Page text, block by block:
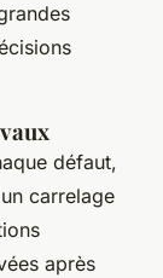
défaut,
carrelage
après